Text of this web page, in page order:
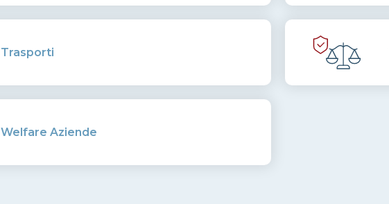
Trasporti
Welfare Aziende